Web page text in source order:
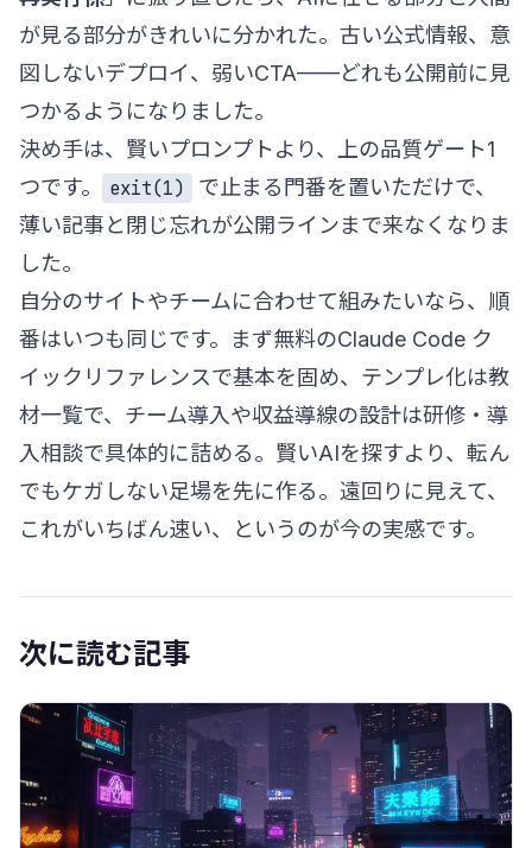
が見る部分がきれいに分かれた。古い公式情報、意
図しないデプロイ、弱いCTA——どれも公開前に見
つかるようになりました。
決め手は、賢いプロンプトより、上の品質ゲート1
つです。
exit(1)
で止まる門番を置いただけで、
薄い記事と閉じ忘れが公開ラインまで来なくなりま
した。
自分のサイトやチームに合わせて組みたいなら、順
番はいつも同じです。まず無料のClaude Code ク
イックリファレンスで基本を固め、テンプレ化は教
材一覧で、チーム導入や収益導線の設計は研修・導
入相談で具体的に詰める。賢いAIを探すより、転ん
でもケガしない足場を先に作る。遠回りに見えて、
これがいちばん速い、というのが今の実感です。
次に読む記事